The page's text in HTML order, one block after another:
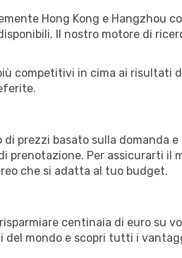
Hong Kong e Hangzhou
Il nostro motore di
competitivi in cima ai risultati
prezzi basato sulla domanda
prenotazione. Per assicurarti il
che si adatta al tuo budget.
centinaia di euro su
mondo e scopri tutti i